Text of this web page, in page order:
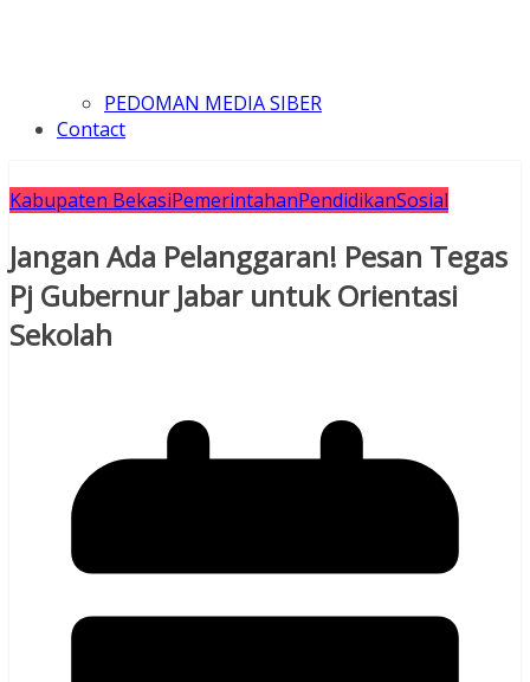
PEDOMAN MEDIA SIBER
Contact
Kabupaten BekasiPemerintahanPendidikanSosial
Jangan Ada Pelanggaran! Pesan Tegas
Pj Gubernur Jabar untuk Orientasi
Sekolah